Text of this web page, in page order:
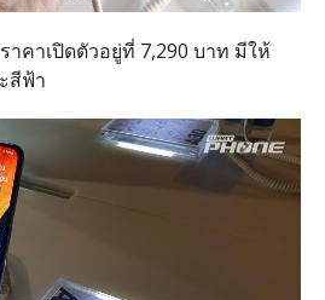
าคาเปิดตัวอยู่ที่ 7,290 บาท มีให้
สีฟ้า